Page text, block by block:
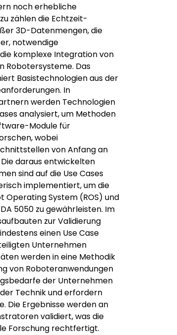
noch erhebliche
zählen die Echtzeit-
3D-Datenmengen, die
notwendige
komplexe Integration von
Robotersysteme. Das
Basistechnologien aus der
In
werden Technologien
analysiert, um Methoden
Module für
wobei
von Anfang an
daraus entwickelten
sind auf die Use Cases
implementiert, um die
Operating System (ROS) und
5050 zu gewährleisten. Im
zur Validierung
einen Use Case
Unternehmen
werden in eine Methodik
von Roboteranwendungen
der Unternehmen
Technik und erfordern
Die Ergebnisse werden an
validiert, was die
Forschung rechtfertigt.